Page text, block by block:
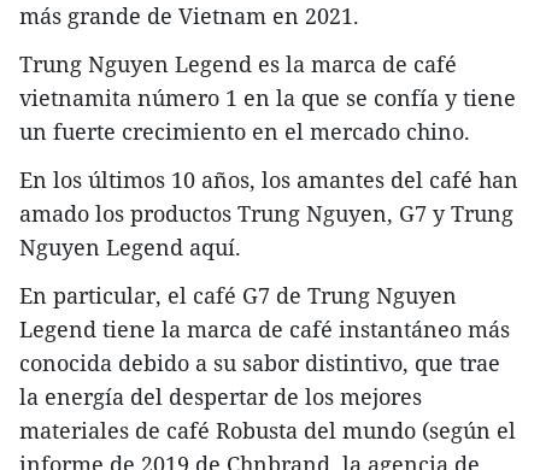
más grande de Vietnam en 2021.
Trung Nguyen Legend es la marca de café
vietnamita número 1 en la que se confía y tiene
un fuerte crecimiento en el mercado chino.
En los últimos 10 años, los amantes del café han
amado los productos Trung Nguyen, G7 y Trung
Nguyen Legend aquí.
En particular, el café G7 de Trung Nguyen
Legend tiene la marca de café instantáneo más
conocida debido a su sabor distintivo, que trae
la energía del despertar de los mejores
materiales de café Robusta del mundo (según el
informe de 2019 de Chnbrand, la agencia de